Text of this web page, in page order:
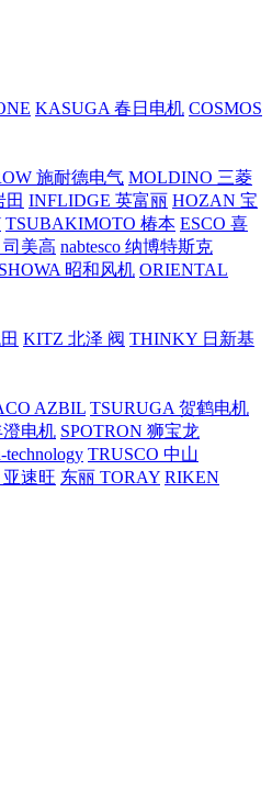
KASUGA 春日电机 COSMOS
施耐德电气 MOLDINO 三菱
田 INFLIDGE 英富丽 HOZAN 宝
TSUBAKIMOTO 椿本 ESCO 喜
司美高 nabtesco 纳博特斯克
SHOWA 昭和风机 ORIENTAL
KITZ 北泽 阀 THINKY 日新基
AZBIL TSURUGA 贺鹤电机
电机 SPOTRON 狮宝龙
technology TRUSCO 中山
速旺 东丽 TORAY RIKEN